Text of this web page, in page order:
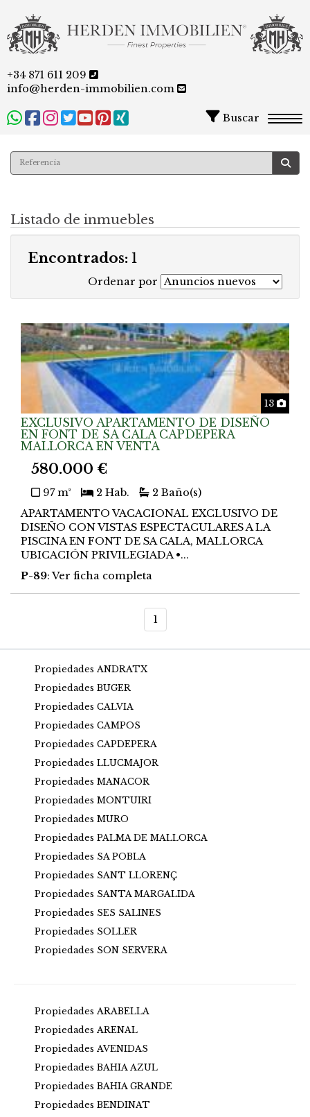
+34 871 611 209
info@herden-immobilien.com
Buscar
Listado de inmuebles
Encontrados: 1
Ordenar por
13 Fotos
EXCLUSIVO APARTAMENTO DE DISEÑO
EN FONT DE SA CALA CAPDEPERA
MALLORCA EN VENTA
580.000 €
97 m² 2 Hab.
2 Baño(s)
APARTAMENTO VACACIONAL EXCLUSIVO DE
DISEÑO CON VISTAS ESPECTACULARES A LA
PISCINA EN FONT DE SA CALA, MALLORCA
UBICACIÓN PRIVILEGIADA •...
P-89: Ver ficha completa
1
Propiedades ANDRATX
Propiedades BUGER
Propiedades CALVIA
Propiedades CAMPOS
Propiedades CAPDEPERA
Propiedades LLUCMAJOR
Propiedades MANACOR
Propiedades MONTUIRI
Propiedades MURO
Propiedades PALMA DE MALLORCA
Propiedades SA POBLA
Propiedades SANT LLORENÇ
Propiedades SANTA MARGALIDA
Propiedades SES SALINES
Propiedades SOLLER
Propiedades SON SERVERA
Propiedades ARABELLA
Propiedades ARENAL
Propiedades AVENIDAS
Propiedades BAHIA AZUL
Propiedades BAHIA GRANDE
Propiedades BENDINAT